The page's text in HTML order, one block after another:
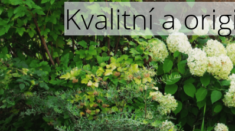
Kvalitní a